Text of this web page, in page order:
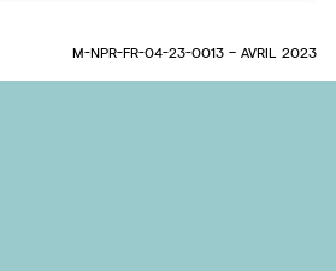
M-NPR-FR-04-23-0013 – AVRIL 2023